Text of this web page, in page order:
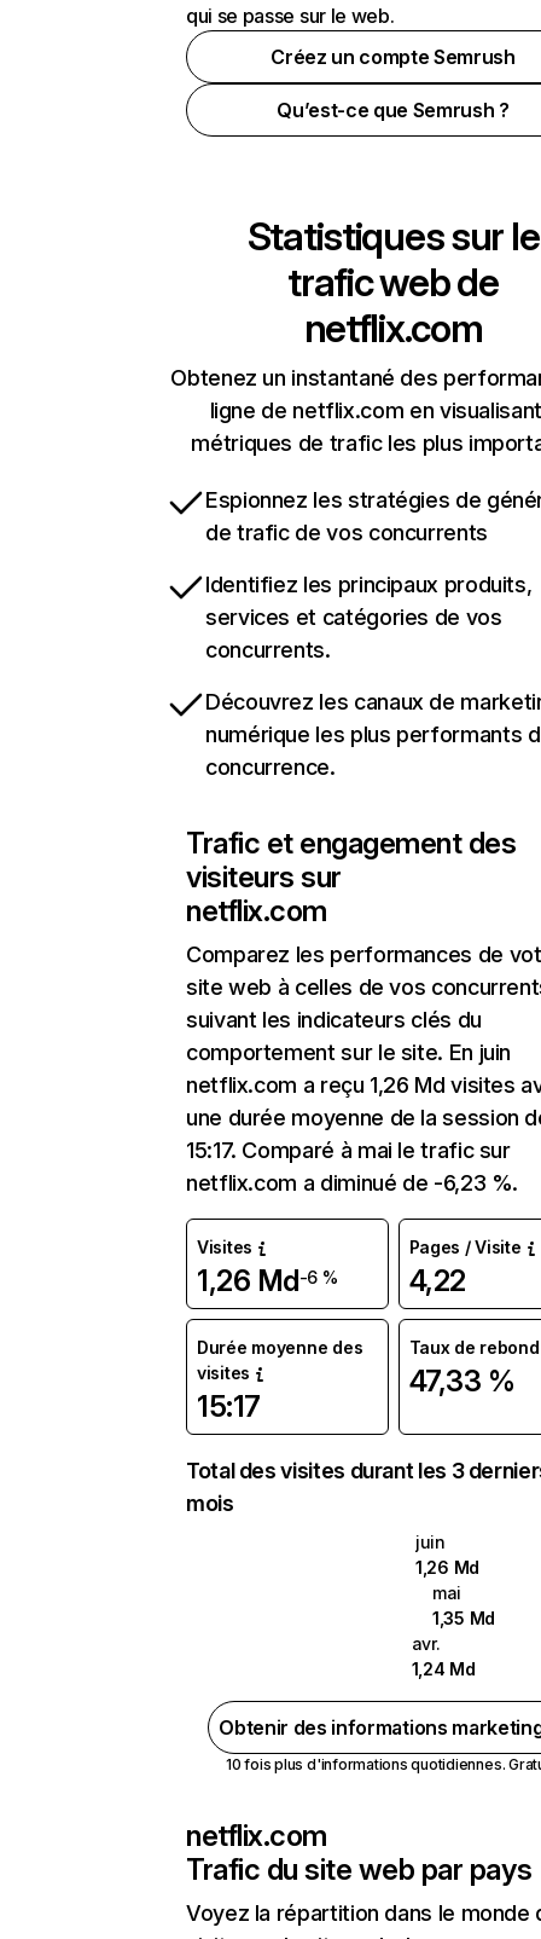
qui se passe sur le web.
Créez un compte Semrush
Qu’est-ce que Semrush ?
Statistiques sur le
trafic web de
netflix.com
Obtenez un instantané des
ligne de netflix.com en
métriques de trafic les plus
Espionnez les stratégies de
de trafic de vos concurrents
Identifiez les principaux produits,
services et catégories de vos
concurrents.
Découvrez les canaux de
numérique les plus performants
concurrence.
Trafic et engagement des
visiteurs sur
netflix.com
Comparez les performances de
site web à celles de vos
suivant les indicateurs clés du
comportement sur le site. En juin
netflix.com a reçu 1,26 Md visites
une durée moyenne de la session
15:17. Comparé à mai le trafic sur
netflix.com a diminué de -6,23 %.
Visites
1,26 Md-6 %
Pages / Visite
4,22
Durée moyenne des
visites
15:17
Taux de rebond
47,33 %
Total des visites durant les 3
mois
juin
1,26 Md
mai
1,35 Md
avr.
1,24 Md
Obtenir des informations
10 fois plus d'informations quotidiennes.
netflix.com
Trafic du site web par pays
Voyez la répartition dans le monde